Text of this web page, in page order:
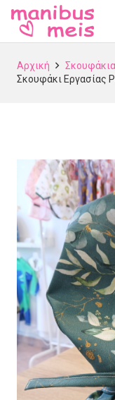
Αρχική
Σκουφάκι Εργασίας